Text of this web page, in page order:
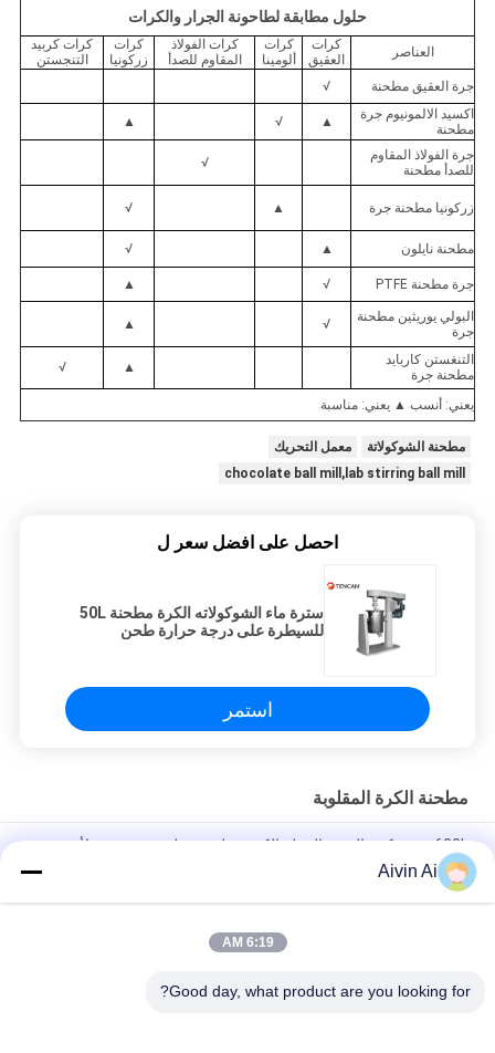
حلول مطابقة لطاحونة الجرار والكرات
العناصر
كرات
العقيق
كرات
ألومينا
كرات الفولاذ
المقاوم للصدأ
كرات
زركونيا
كرات كربيد
التنجستن
جرة العقيق مطحنة
√
اكسيد الالمونيوم جرة
مطحنة
▲
√
▲
جرة الفولاذ المقاوم
للصدأ مطحنة
√
زركونيا مطحنة جرة ▲
√
مطحنة نايلون ▲
√
جرة مطحنة PTFE √
▲
البولي يوريثين مطحنة
جرة
√
▲
التنغستن كاربايد
مطحنة جرة
▲
√
يعني: أنسب ▲ يعني: مناسبة
مطحنة الشوكولاتة
معمل التحريك
chocolate ball mill,lab stirring ball mill
احصل على افضل سعر ل
سترة ماء الشوكولاته الكرة مطحنة 50L
للسيطرة على درجة حرارة طحن
استمر
مطحنة الكرة المقلوبة
600L سوبر كبير الحجم الثقيلة الكرة مطحنة مطحنة مخصصة لأية
متطلبات خاصة
الثقيلة مطحنة الرطب نوع الكرة 500 لتر للرسم والصبغ النفط
نموذج للخدمة الشاقة بسعة 100 لتر لصنع الشوكولاتة مطحنة كروية
Aivin Ai
6:19 AM
Good day, what product are you looking for?